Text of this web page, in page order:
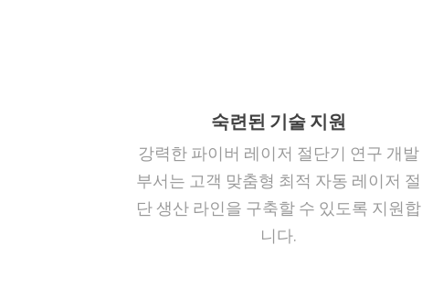
숙련된 기술 지원
강력한 파이버 레이저 절단기 연구 개발
부서는 고객 맞춤형 최적 자동 레이저 절
단 생산 라인을 구축할 수 있도록 지원합
니다.